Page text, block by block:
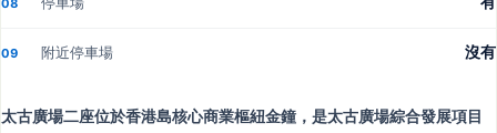
09 附近停車場 沒有
太古廣場二座位於香港島核心商業樞紐金鐘，是太古廣場綜合發展項目